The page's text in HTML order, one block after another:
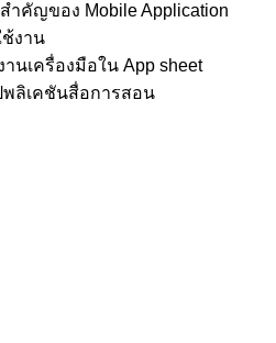
คัญของ Mobile Application
งาน
นเครื่องมือใน App sheet
ลิเคชันสื่อการสอน